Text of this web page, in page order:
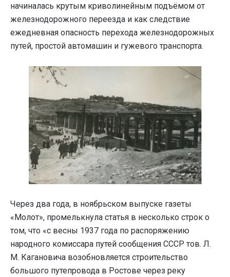
начиналась крутым криволинейным подъёмом от
железнодорожного переезда и как следствие
ежедневная опасность перехода железнодорожных
путей, простой автомашин и гужевого транспорта.
Через два года, в ноябрьском выпуске газеты
«Молот», промелькнула статья в несколько строк о
том, что «с весны 1937 года по распоряжению
народного комиссара путей сообщения СССР тов. Л.
М. Кагановича возобновляется строительство
большого путепровода в Ростове через реку